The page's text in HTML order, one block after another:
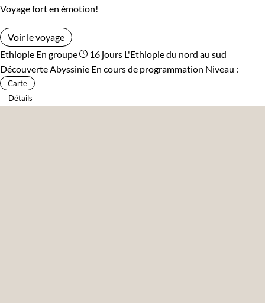
Voyage fort en émotion!
Voir le voyage
Ethiopie En groupe 16 jours L'Ethiopie du nord au sud
Découverte Abyssinie En cours de programmation Niveau :
Carte
Détails